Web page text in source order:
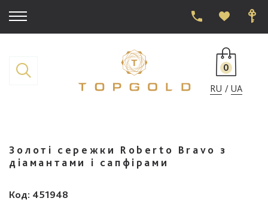
0
RU
UA
Золоті сережки Roberto Bravo з
діамантами і сапфірами
Код: 451948